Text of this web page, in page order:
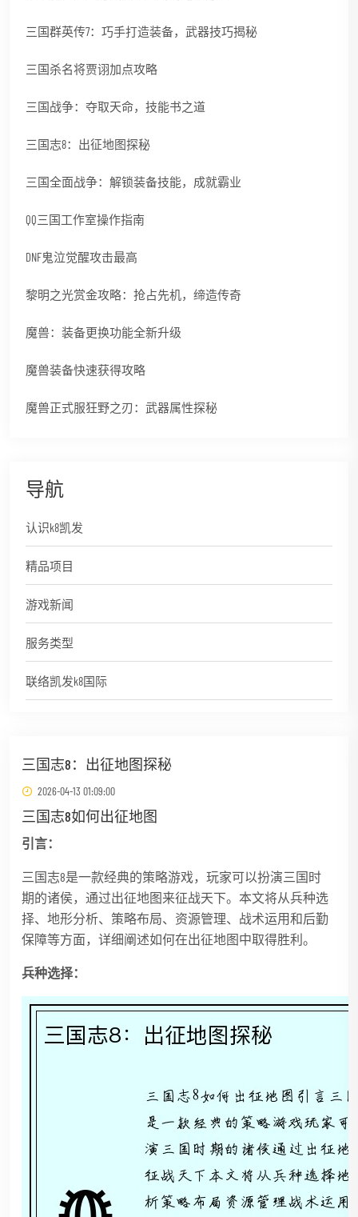
三国群英传7：巧手打造装备，武器技巧揭秘
三国杀名将贾诩加点攻略
三国战争：夺取天命，技能书之道
三国志8：出征地图探秘
三国全面战争：解锁装备技能，成就霸业
QQ三国工作室操作指南
DNF鬼泣觉醒攻击最高
黎明之光赏金攻略：抢占先机，缔造传奇
魔兽：装备更换功能全新升级
魔兽装备快速获得攻略
魔兽正式服狂野之刃：武器属性探秘
导航
认识k8凯发
精品项目
游戏新闻
服务类型
联络凯发k8国际
三国志8：出征地图探秘
2026-04-13 01:09:00
三国志8如何出征地图
引言：
三国志8是一款经典的策略游戏，玩家可以扮演三国时
期的诸侯，通过出征地图来征战天下。本文将从兵种选
择、地形分析、策略布局、资源管理、战术运用和后勤
保障等方面，详细阐述如何在出征地图中取得胜利。
兵种选择：